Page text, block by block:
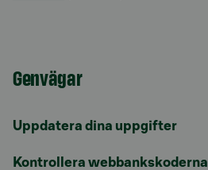
Genvägar
Uppdatera dina uppgifter
Kontrollera webbankskoderna